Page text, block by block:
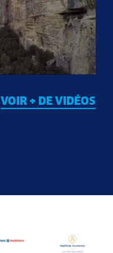
VOIR + DE VIDÉOS